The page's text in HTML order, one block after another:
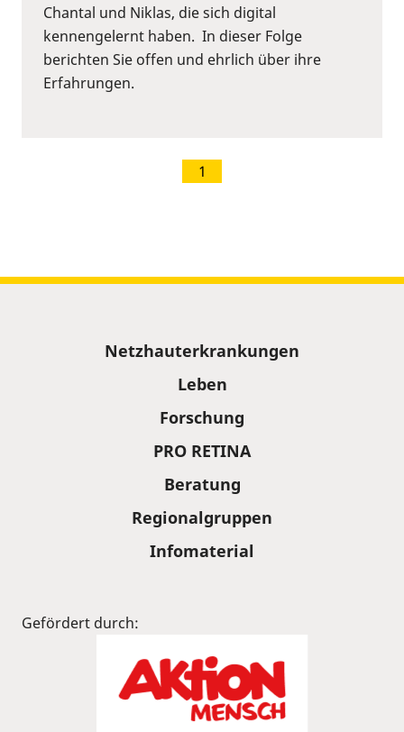
Chantal und Niklas, die sich digital
kennengelernt haben. In dieser Folge
berichten Sie offen und ehrlich über ihre
Erfahrungen.
1
Netzhauterkrankungen
Leben
Forschung
PRO RETINA
Beratung
Regionalgruppen
Infomaterial
Gefördert durch: